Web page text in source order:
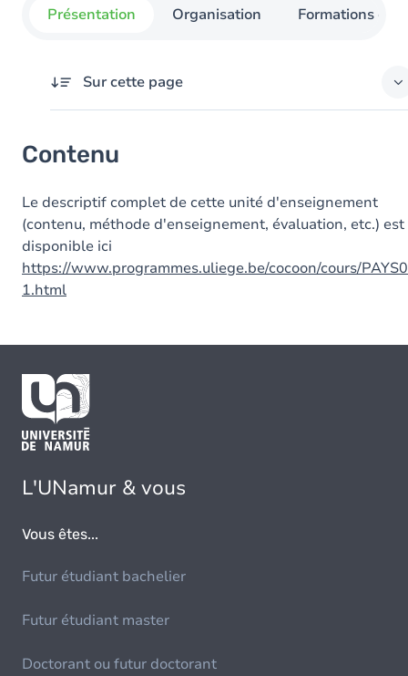
Présentation Organisation Formations
Sur cette page
Contenu
Le descriptif complet de cette unité d'enseignement
(contenu, méthode d'enseignement, évaluation, etc.) est
disponible ici
https://www.programmes.uliege.be/cocoon/cours/
1.html
L'UNamur & vous
Vous êtes...
Futur étudiant bachelier
Futur étudiant master
Doctorant ou futur doctorant